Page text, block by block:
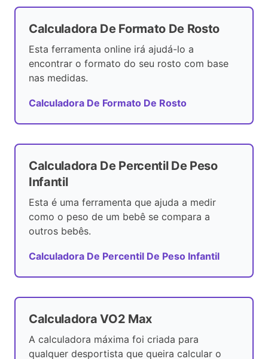
Calculadora De Formato De Rosto
Esta ferramenta online irá ajudá-lo a
encontrar o formato do seu rosto com base
nas medidas.
Calculadora De Formato De Rosto
Calculadora De Percentil De Peso
Infantil
Esta é uma ferramenta que ajuda a medir
como o peso de um bebê se compara a
outros bebês.
Calculadora De Percentil De Peso Infantil
Calculadora VO2 Max
A calculadora máxima foi criada para
qualquer desportista que queira calcular o